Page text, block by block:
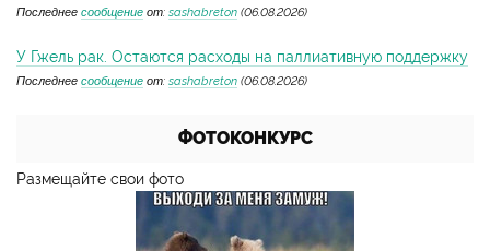
Последнее сообщение от: sashabreton (06.08.2026)
У Гжель рак. Остаются расходы на паллиативную поддержку
Последнее сообщение от: sashabreton (06.08.2026)
ФОТОКОНКУРС
Размещайте свои фото